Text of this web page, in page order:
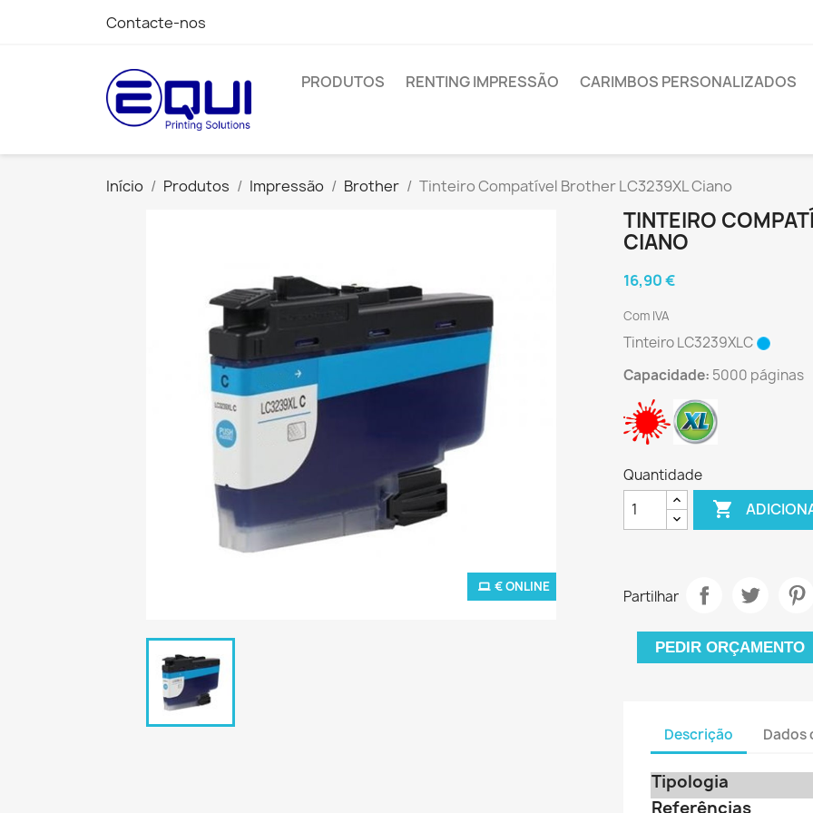
Contacte-nos
PRODUTOS RENTING IMPRESSÃO CARIMBOS PERSONALIZADOS
Início Produtos Impressão Brother Tinteiro Compatível Brother LC3239XL Ciano
€ ONLINE
TINTEIRO
CIANO
16,90 €
Com IVA
Tinteiro LC3239XLC
Capacidade: 5000 páginas
Quantidade

Partilhar
PEDIR ORÇAMENTO
Descrição Dados
Tipologia
Referências